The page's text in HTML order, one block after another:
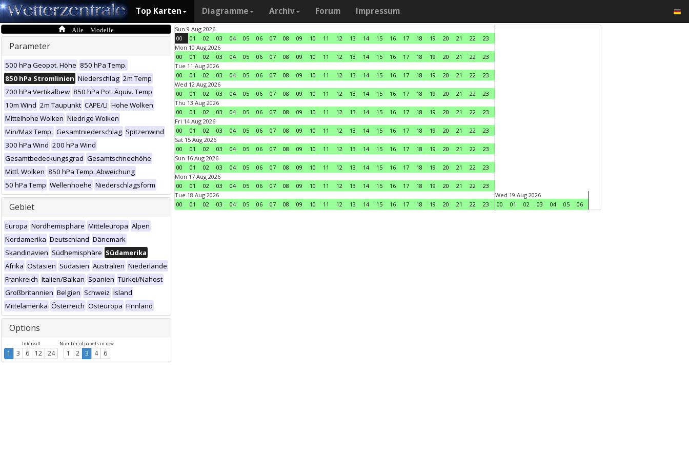
Top Karten Diagramme Archiv Forum Impressum
Alle Modelle
Parameter
500 hPa Geopot. Höhe 850 hPa Temp.
850 hPa Stromlinien Niederschlag 2m Temp
700 hPa Vertikalbew 850 hPa Pot. Äquiv. Temp
10m Wind 2m Taupunkt CAPE/LI Hohe Wolken
Mittelhohe Wolken Niedrige Wolken
Min/Max Temp. Gesamtniederschlag Spitzenwind
300 hPa Wind 200 hPa Wind
Gesamtbedeckungsgrad Gesamtschneehöhe
Mittl. Wolken 850 hPa Temp. Abweichung
50 hPa Temp Wellenhoehe Niederschlagsform
Gebiet
Europa Nordhemisphäre Mitteleuropa Alpen
Nordamerika Deutschland Dänemark
Skandinavien Südhemisphäre Südamerika
Afrika Ostasien Südasien Australien Niederlande
Frankreich Italien/Balkan Spanien Türkei/Nahost
Großbritannien Belgien Schweiz Island
Mittelamerika Österreich Osteuropa Finnland
Options
Intervall
1 3 6 12 24
Number of panels in row
1 2 3 4 6
Sun 9 Aug 2026
00
01 02 03 04 05 06 07 08 09 10 11 12 13 14 15 16 17 18 19 20 21 22
23
Mon 10 Aug 2026
00
01 02 03 04 05 06 07 08 09 10 11 12 13 14 15 16 17 18 19 20 21 22
23
Tue 11 Aug 2026
00
01 02 03 04 05 06 07 08 09 10 11 12 13 14 15 16 17 18 19 20 21 22
23
Wed 12 Aug 2026
00
01 02 03 04 05 06 07 08 09 10 11 12 13 14 15 16 17 18 19 20 21 22
23
Thu 13 Aug 2026
00
01 02 03 04 05 06 07 08 09 10 11 12 13 14 15 16 17 18 19 20 21 22
23
Fri 14 Aug 2026
00
01 02 03 04 05 06 07 08 09 10 11 12 13 14 15 16 17 18 19 20 21 22
23
Sat 15 Aug 2026
00
01 02 03 04 05 06 07 08 09 10 11 12 13 14 15 16 17 18 19 20 21 22
23
Sun 16 Aug 2026
00
01 02 03 04 05 06 07 08 09 10 11 12 13 14 15 16 17 18 19 20 21 22
23
Mon 17 Aug 2026
00
01 02 03 04 05 06 07 08 09 10 11 12 13 14 15 16 17 18 19 20 21 22
23
Tue 18 Aug 2026
00
01 02 03 04 05 06 07 08 09 10 11 12 13 14 15 16 17 18 19 20 21 22 23
Wed 19 Aug 2026
00
01 02 03 04 05 06